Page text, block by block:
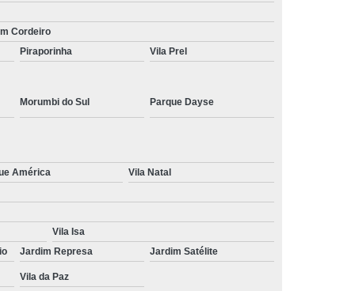
Cordeiro
Piraporinha Vila Prel
Morumbi do Sul Parque Dayse
América
Vila Natal
Vila Isa
Jardim Represa Jardim Satélite
Vila da Paz